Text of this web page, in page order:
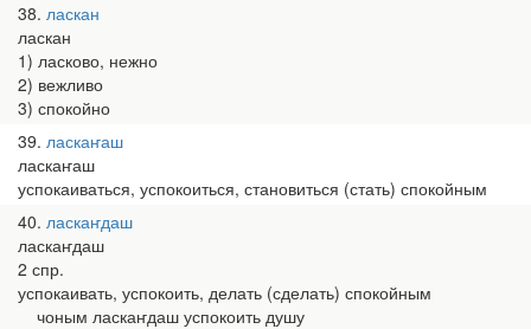
38 ласкан
ласкан
1) ласково, нежно
2) вежливо
3) спокойно
39 ласкаҥаш
ласкаҥаш
успокаиваться, успокоиться, становиться (стать) спокойным
40 ласкаҥдаш
ласкаҥдаш
2 спр.
успокаивать, успокоить, делать (сделать) спокойным
чоным ласкаҥдаш успокоить душу